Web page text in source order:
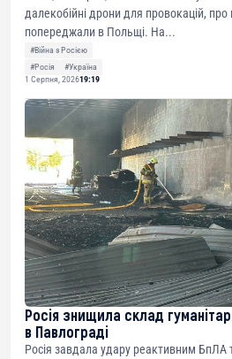
далекобійні дрони для провокацій,
попереджали в Польщі. На...
#Війна з Росією
#Росія
#Україна
1 Серпня, 202619:19
Росія знищила склад
в Павлограді
Росія завдала удару реактивним БпЛА